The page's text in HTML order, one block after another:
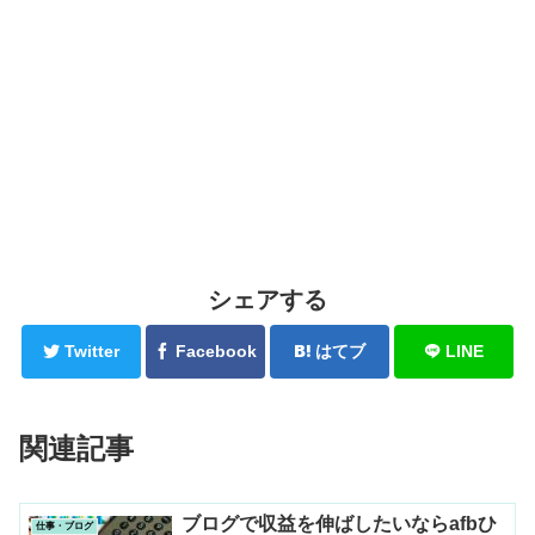
シェアする
Twitter Facebook はてブ LINE
関連記事
仕事・ブログ
ブログで収益を伸ばしたいならafbひ